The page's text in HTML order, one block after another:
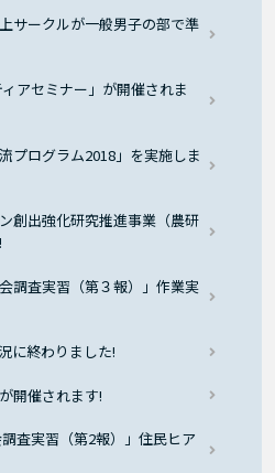
サークルが一般男子の部で準
アセミナー」が開催されま
プログラム2018」を実施しま
創出強化研究推進事業（農研
調査実習（第３報）」作業実
に終わりました!
開催されます!
査実習（第2報）」住民ヒア